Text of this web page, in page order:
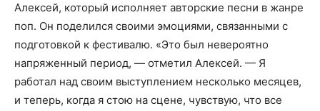
Алексей, который исполняет авторские песни в жанре
поп. Он поделился своими эмоциями, связанными с
подготовкой к фестивалю. «Это был невероятно
напряженный период, — отметил Алексей. — Я
работал над своим выступлением несколько месяцев,
и теперь, когда я стою на сцене, чувствую, что все